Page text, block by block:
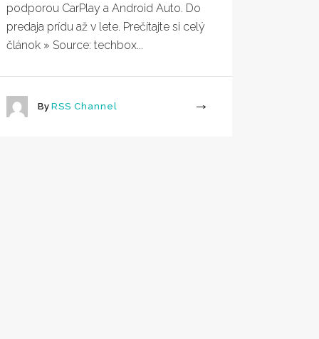
podporou CarPlay a Android Auto. Do
predaja prídu až v lete. Prečítajte si celý
článok » Source: techbox...
By RSS Channel